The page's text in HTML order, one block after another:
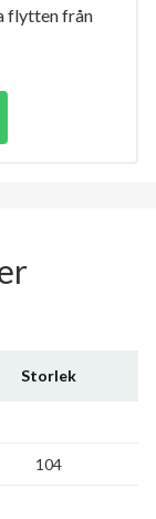
flytten från
Storlek
104